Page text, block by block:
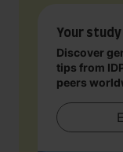
Your
Discover
tips from
peers